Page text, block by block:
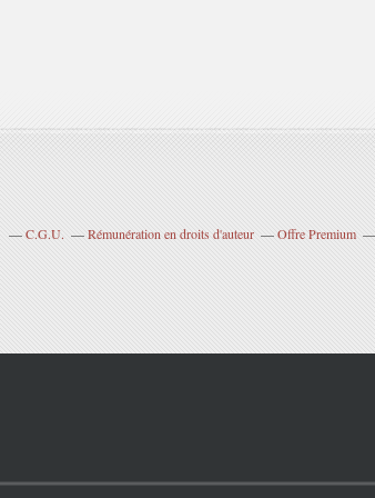
C.G.U. Rémunération en droits d'auteur Offre Premium